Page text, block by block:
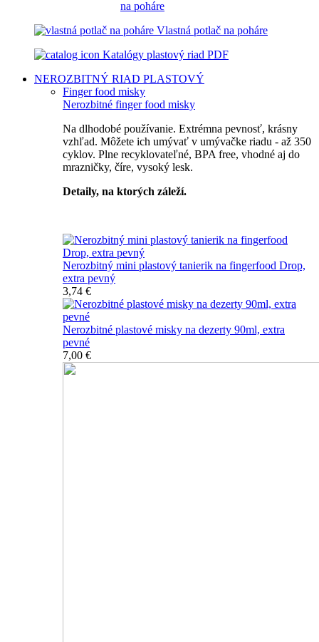
Vlastná potlač na poháre
Katalógy plastový riad PDF
NEROZBITNÝ RIAD PLASTOVÝ
Finger food misky
Nerozbitné finger food misky
Na dlhodobé používanie. Extrémna pevnosť, krásny
vzhľad. Môžete ich umývať v umývačke riadu - až 350
cyklov. Plne recyklovateľné, BPA free, vhodné aj do
mrazničky, číre, vysoký lesk.
Detaily, na ktorých záleží.
Nerozbitný mini plastový tanierik na fingerfood Drop,
extra pevný
3,74 €
Nerozbitné plastové misky na dezerty 90ml, extra
pevné
7,00 €